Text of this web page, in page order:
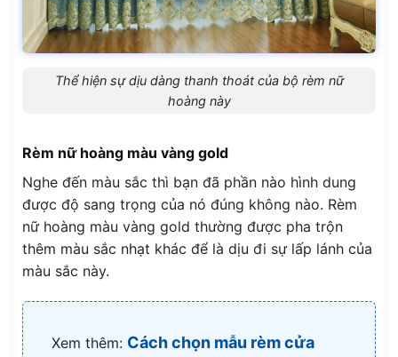
Thể hiện sự dịu dàng thanh thoát của bộ rèm nữ
hoàng này
Rèm nữ hoàng màu vàng gold
Nghe đến màu sắc thì bạn đã phần nào hình dung
được độ sang trọng của nó đúng không nào. Rèm
nữ hoàng màu vàng gold thường được pha trộn
thêm màu sắc nhạt khác để là dịu đi sự lấp lánh của
màu sắc này.
Xem thêm: Cách chọn mẫu rèm cửa